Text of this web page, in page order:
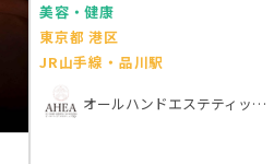
美容・健康
東京都 港区
JR山手線・品川駅
オールハンドエステティック協会